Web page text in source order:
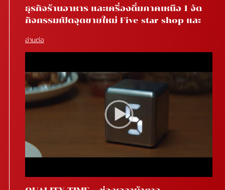
ธุรกิจร้านอาหาร และเครื่องดื่มภาคเหนือ 1 จัด
กิจกรรมเปิดจุดขายใหม่ Five star shop และ
อ่านต่อ